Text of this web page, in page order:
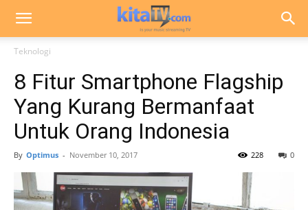
Teknologi
8 Fitur Smartphone Flagship
Yang Kurang Bermanfaat
Untuk Orang Indonesia
By Optimus - November 10, 2017 0
228